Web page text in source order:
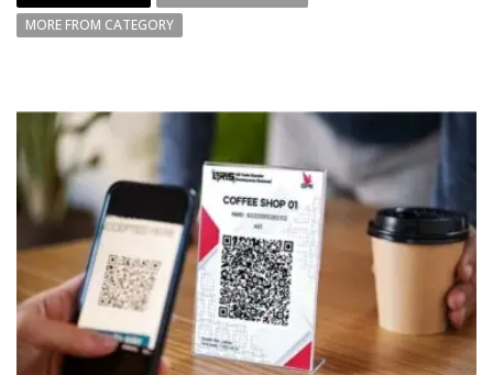
MORE FROM CATEGORY